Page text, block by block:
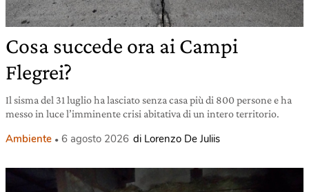
Cosa succede ora ai Campi
Flegrei?
Il sisma del 31 luglio ha lasciato senza casa più di 800 persone e ha
messo in luce l’imminente crisi abitativa di un intero territorio.
Ambiente 6 agosto 2026 di Lorenzo De Juliis